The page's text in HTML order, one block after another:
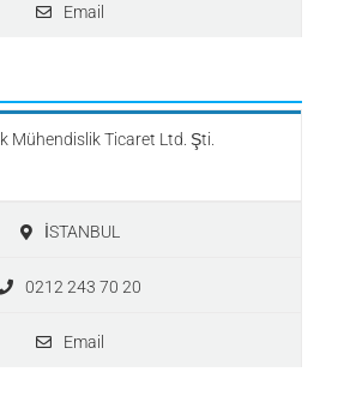
Email
Mühendislik Ticaret Ltd. Şti.
İSTANBUL
0212 243 70 20
Email